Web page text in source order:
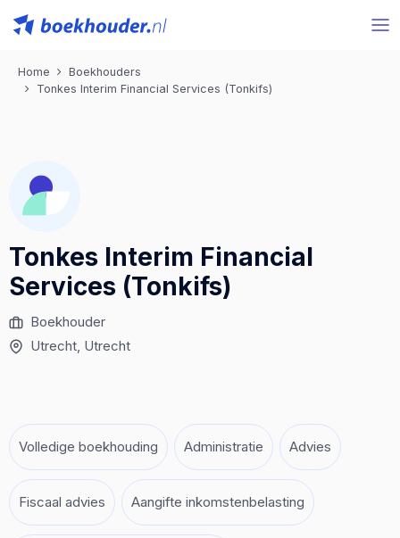
Home
Boekhouders
Tonkes Interim Financial Services (Tonkifs)
Tonkes Interim Financial
Services (Tonkifs)
Boekhouder
Utrecht, Utrecht
Volledige boekhouding Administratie Advies
Fiscaal advies Aangifte inkomstenbelasting